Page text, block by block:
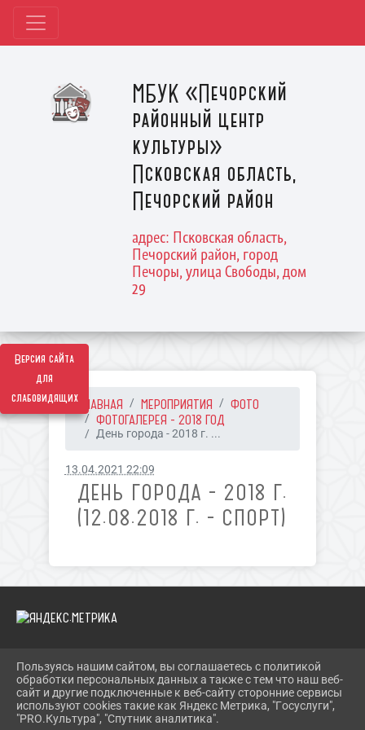
Версия сайта
для
слабовидящих
МБУК «Печорский
районный центр
культуры»
Псковская область,
Печорский район
адрес: Псковская область,
Печорский район, город
Печоры, улица Свободы, дом
29
ГЛАВНАЯ МЕРОПРИЯТИЯ
ФОТО
ФОТОГАЛЕРЕЯ - 2018 ГОД
День города - 2018 г. ...
13.04.2021 22:09
ДЕНЬ ГОРОДА - 2018 Г.
(12.08.2018 Г. - СПОРТ)
2026 Г. PECHORY-RCK.RU
ВХОД
КАРТА САЙТА
ПОЛИТИКА ОБРАБОТКИ ПЕРСОНАЛЬНЫХ ДАННЫХ
Пользуясь нашим сайтом, вы соглашаетесь с политикой
обработки персональных данных а также с тем что наш веб-
сайт и другие подключенные к веб-сайту сторонние сервисы
используют cookies такие как Яндекс Метрика, "Госуслуги",
"PRO.Культура", "Спутник аналитика".